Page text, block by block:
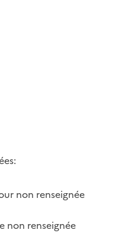
non renseignée
non renseignée